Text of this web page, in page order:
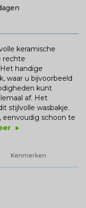
keramische
rechte
handige
waar u bijvoorbeeld
kunt
af. Het
stijlvolle wasbakje.
eenvoudig schoon te
play_arrow
Kenmerken